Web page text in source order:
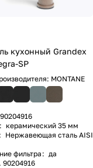
кухонный Grandex
SP
90204916
MONTANE
90204916
: керамический 35 мм
: Нержавеющая сталь AISI
фильтра: да